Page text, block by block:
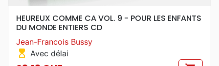
HEUREUX COMME CA VOL. 9 - POUR LES ENFANTS
DU MONDE ENTIERS CD
Jean-Francois Bussy
hourglass_top Avec délai